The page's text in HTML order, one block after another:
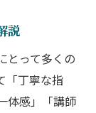
説
とって多くの
「丁寧な指
体感」「講師